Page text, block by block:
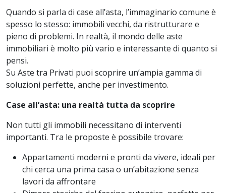
Quando si parla di case all’asta, l’immaginario comune è
spesso lo stesso: immobili vecchi, da ristrutturare e
pieno di problemi. In realtà, il mondo delle aste
immobiliari è molto più vario e interessante di quanto si
pensi.
Su Aste tra Privati puoi scoprire un’ampia gamma di
soluzioni perfette, anche per investimento.
Case all’asta: una realtà tutta da scoprire
Non tutti gli immobili necessitano di interventi
importanti. Tra le proposte è possibile trovare:
Appartamenti moderni e pronti da vivere, ideali per
chi cerca una prima casa o un’abitazione senza
lavori da affrontare